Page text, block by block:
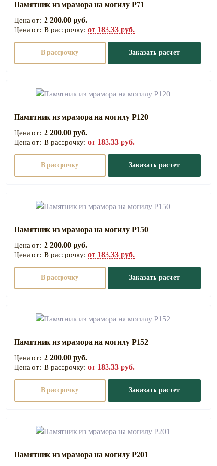
Памятник из мрамора на могилу Р71
2 200.00 руб.
В рассрочку: от 183.33 руб.
В рассрочку Заказать расчет
Памятник из мрамора на могилу Р120
2 200.00 руб.
В рассрочку: от 183.33 руб.
В рассрочку Заказать расчет
Памятник из мрамора на могилу Р150
2 200.00 руб.
В рассрочку: от 183.33 руб.
В рассрочку Заказать расчет
Памятник из мрамора на могилу Р152
2 200.00 руб.
В рассрочку: от 183.33 руб.
В рассрочку Заказать расчет
Памятник из мрамора на могилу Р201